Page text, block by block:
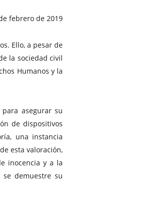
febrero de 2019
Ello, a pesar de
la sociedad civil
Humanos y la
asegurar su
de dispositivos
una instancia
esta valoración,
inocencia y a la
demuestre su